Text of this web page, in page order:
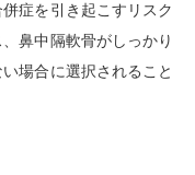
症を引き起こすリスク
鼻中隔軟骨がしっかり
場合に選択されること